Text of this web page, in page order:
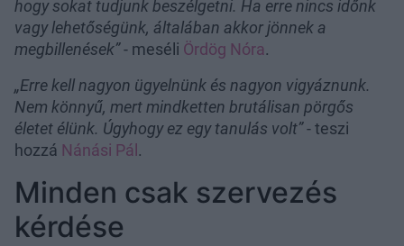
hogy sokat tudjunk beszélgetni. Ha erre nincs időnk
vagy lehetőségünk, általában akkor jönnek a
megbillenések”- meséli Ördög Nóra.
„Erre kell nagyon ügyelnünk és nagyon vigyáznunk.
Nem könnyű, mert mindketten brutálisan pörgős
életet élünk. Úgyhogy ez egy tanulás volt”- teszi
hozzá Nánási Pál .
Minden csak szervezés
kérdése